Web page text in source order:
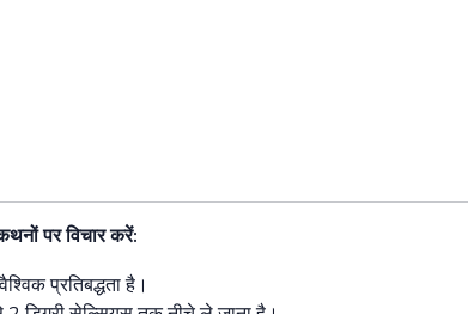
परविचारकरें:
वैश्विकप्रतिबद्धताहै।